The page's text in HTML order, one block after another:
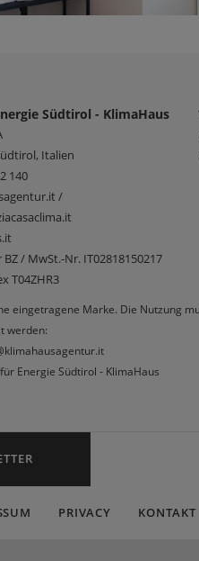
Südtirol - KlimaHaus
Italien
140
/
/ MwSt.-Nr. IT02818150217
T04ZHR3
eingetragene Marke. Die Nutzung
werden:
Energie Südtirol - KlimaHaus
PRIVACY KONTAKT